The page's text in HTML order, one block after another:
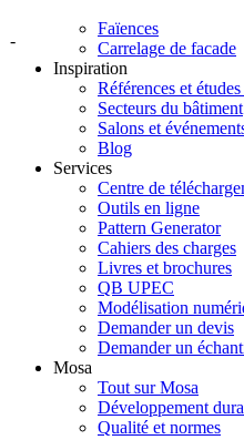
-
Faïences
Carrelage de facade
Inspiration
Références et études
Secteurs du bâtiment
Salons et
Blog
Services
Centre de
Outils en ligne
Pattern Generator
Cahiers des charges
Livres et brochures
QB UPEC
Modélisation
Demander un devis
Demander un
Mosa
Tout sur Mosa
Développement
Qualité et normes